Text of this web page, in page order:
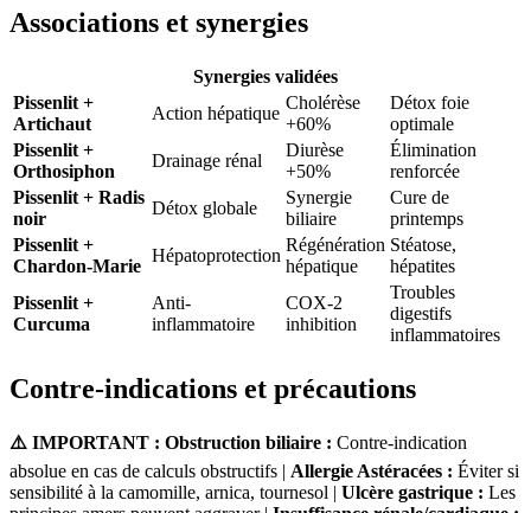
Associations et synergies
Synergies validées
Pissenlit +
Artichaut
Action hépatique
Cholérèse
+60%
Détox foie
optimale
Pissenlit +
Orthosiphon
Drainage rénal
Diurèse
+50%
Élimination
renforcée
Pissenlit + Radis
noir
Détox globale
Synergie
biliaire
Cure de
printemps
Pissenlit +
Chardon-Marie
Hépatoprotection
Régénération
hépatique
Stéatose,
hépatites
Pissenlit +
Curcuma
Anti-
inflammatoire
COX-2
inhibition
Troubles
digestifs
inflammatoires
Contre-indications et précautions
⚠️ IMPORTANT : Obstruction biliaire : Contre-indication
absolue en cas de calculs obstructifs | Allergie Astéracées : Éviter si
sensibilité à la camomille, arnica, tournesol | Ulcère gastrique : Les